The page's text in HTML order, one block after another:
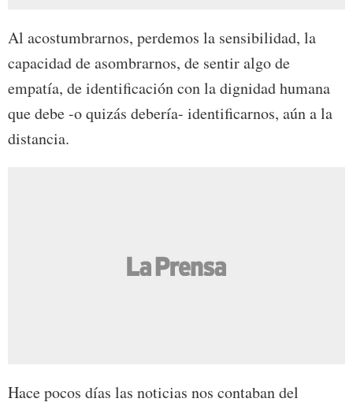
Al acostumbrarnos, perdemos la sensibilidad, la
capacidad de asombrarnos, de sentir algo de
empatía, de identificación con la dignidad humana
que debe -o quizás debería- identificarnos, aún a la
distancia.
Hace pocos días las noticias nos contaban del